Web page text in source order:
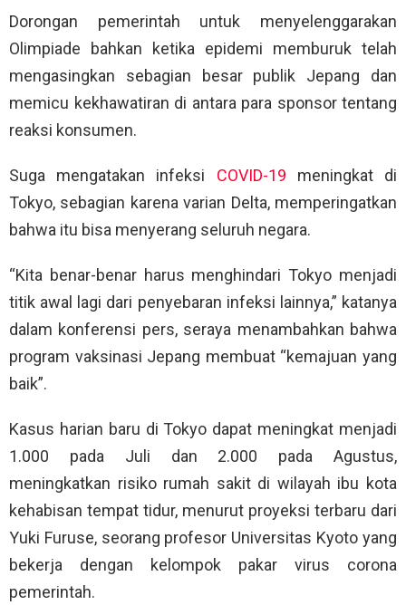
Dorongan pemerintah untuk menyelenggarakan
Olimpiade bahkan ketika epidemi memburuk telah
mengasingkan sebagian besar publik Jepang dan
memicu kekhawatiran di antara para sponsor tentang
reaksi konsumen.
Suga mengatakan infeksi COVID-19 meningkat di
Tokyo, sebagian karena varian Delta, memperingatkan
bahwa itu bisa menyerang seluruh negara.
“Kita benar-benar harus menghindari Tokyo menjadi
titik awal lagi dari penyebaran infeksi lainnya,” katanya
dalam konferensi pers, seraya menambahkan bahwa
program vaksinasi Jepang membuat “kemajuan yang
baik”.
Kasus harian baru di Tokyo dapat meningkat menjadi
1.000 pada Juli dan 2.000 pada Agustus,
meningkatkan risiko rumah sakit di wilayah ibu kota
kehabisan tempat tidur, menurut proyeksi terbaru dari
Yuki Furuse, seorang profesor Universitas Kyoto yang
bekerja dengan kelompok pakar virus corona
pemerintah.